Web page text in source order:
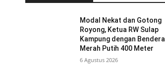
Modal Nekat dan Gotong
Royong, Ketua RW Sulap
Kampung dengan Bendera
Merah Putih 400 Meter
6 Agustus 2026